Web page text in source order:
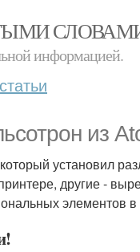
информацией.
статьи
из
установил
другие -
элементов